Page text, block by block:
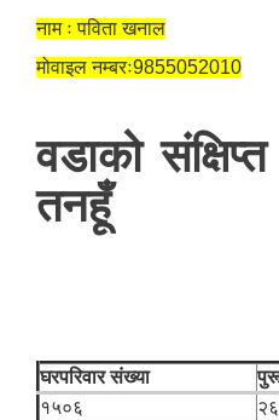
नाम ः पविता खनाल
मोवाइल नम्बरः9855052010
वडाको
तनहूँ
घरपरिवार संख्या
१५०६